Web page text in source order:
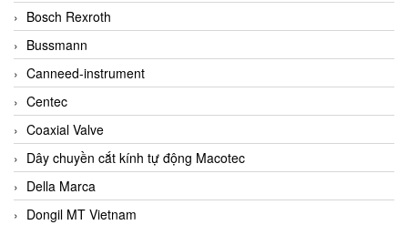
Bosch Rexroth
Bussmann
Canneed-instrument
Centec
Coaxial Valve
Dây chuyền cắt kính tự động Macotec
Della Marca
Dongil MT Vietnam